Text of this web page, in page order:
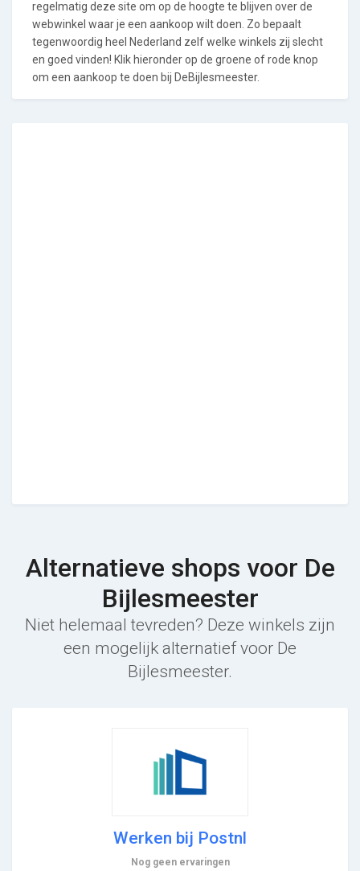
regelmatig deze site om op de hoogte te blijven over de
webwinkel waar je een aankoop wilt doen. Zo bepaalt
tegenwoordig heel Nederland zelf welke winkels zij slecht
en goed vinden! Klik hieronder op de groene of rode knop
om een aankoop te doen bij DeBijlesmeester.
Alternatieve shops voor De
Bijlesmeester
Niet helemaal tevreden? Deze winkels zijn
een mogelijk alternatief voor De
Bijlesmeester.
Werken bij Postnl
Nog geen ervaringen